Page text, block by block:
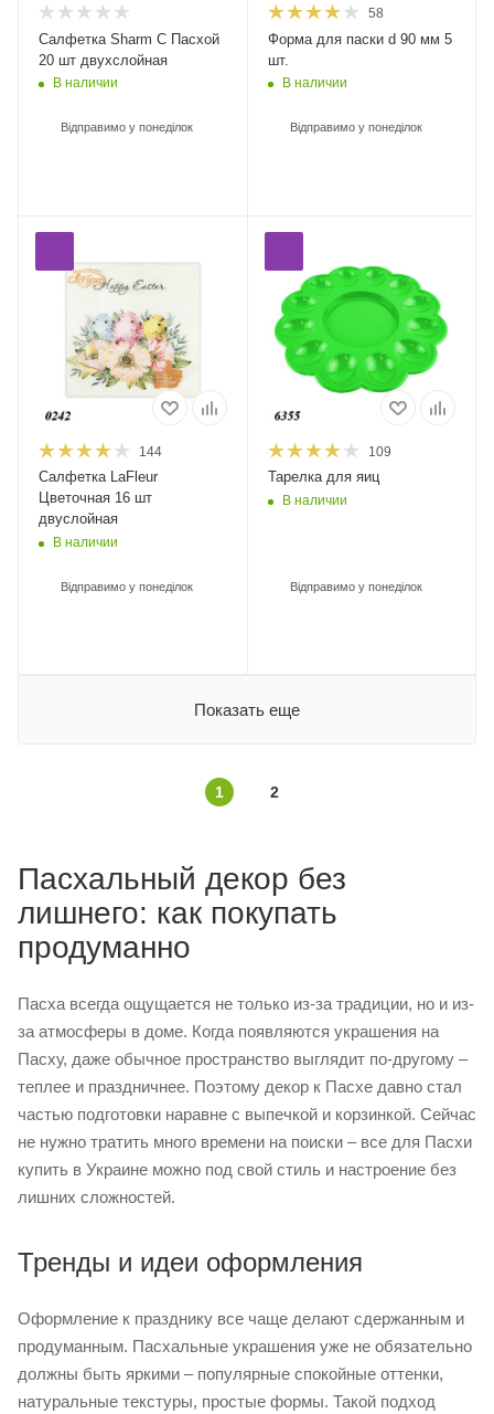
Салфетка Sharm С Пасхой
20 шт двухслойная
В наличии
Відправимо у понеділок
58
Форма для паски d 90 мм 5
шт.
В наличии
Відправимо у понеділок
144
Салфетка LaFleur
Цветочная 16 шт
двуслойная
В наличии
Відправимо у понеділок
109
Тарелка для яиц
В наличии
Відправимо у понеділок
Показать еще
1 2
Пасхальный декор без
лишнего: как покупать
продуманно
Пасха всегда ощущается не только из-за традиции, но и из-
за атмосферы в доме. Когда появляются украшения на
Пасху, даже обычное пространство выглядит по-другому –
теплее и праздничнее. Поэтому декор к Пасхе давно стал
частью подготовки наравне с выпечкой и корзинкой. Сейчас
не нужно тратить много времени на поиски – все для Пасхи
купить в Украине можно под свой стиль и настроение без
лишних сложностей.
Тренды и идеи оформления
Оформление к празднику все чаще делают сдержанным и
продуманным. Пасхальные украшения уже не обязательно
должны быть яркими – популярные спокойные оттенки,
натуральные текстуры, простые формы. Такой подход